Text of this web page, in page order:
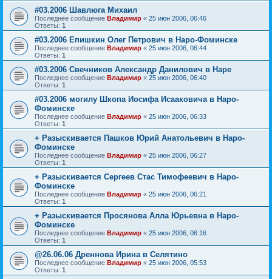
#03.2006 Шавлюга Михаил
Последнее сообщение Владимир « 25 июн 2006, 06:46
Ответы: 1
#03.2006 Епишкин Олег Петрович в Наро-Фоминске
Последнее сообщение Владимир « 25 июн 2006, 06:44
Ответы: 1
#03.2006 Свечников Александр Данилович в Наре
Последнее сообщение Владимир « 25 июн 2006, 06:40
Ответы: 1
#03.2006 могилу Шкопа Иосифа Исааковича в Наро-
Фоминске
Последнее сообщение Владимир « 25 июн 2006, 06:33
Ответы: 1
+ Разыскивается Пашков Юрий Анатольевич в Наро-
Фоминске
Последнее сообщение Владимир « 25 июн 2006, 06:27
Ответы: 1
+ Разыскивается Сергеев Стас Тимофеевич в Наро-
Фоминске
Последнее сообщение Владимир « 25 июн 2006, 06:21
Ответы: 1
+ Разыскивается Просянова Алла Юрьевна в Наро-
Фоминске
Последнее сообщение Владимир « 25 июн 2006, 06:16
Ответы: 1
@26.06.06 Дреннова Ирина в Селятино
Последнее сообщение Владимир « 25 июн 2006, 05:53
Ответы: 1